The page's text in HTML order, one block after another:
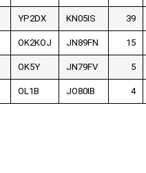
YP2DX KN05IS 39
OK2KOJ JN89FN 15
OK5Y JN79FV 5
OL1B JO80IB 4